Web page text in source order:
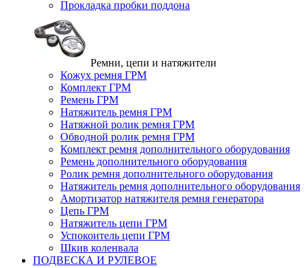
Прокладка пробки поддона
Ремни, цепи и натяжители
Кожух ремня ГРМ
Комплект ГРМ
Ремень ГРМ
Натяжитель ремня ГРМ
Натяжной ролик ремня ГРМ
Обводной ролик ремня ГРМ
Комплект ремня дополнительного оборудования
Ремень дополнительного оборудования
Ролик ремня дополнительного оборудования
Натяжитель ремня дополнительного оборудования
Амортизатор натяжителя ремня генератора
Цепь ГРМ
Натяжитель цепи ГРМ
Успокоитель цепи ГРМ
Шкив коленвала
ПОДВЕСКА И РУЛЕВОЕ